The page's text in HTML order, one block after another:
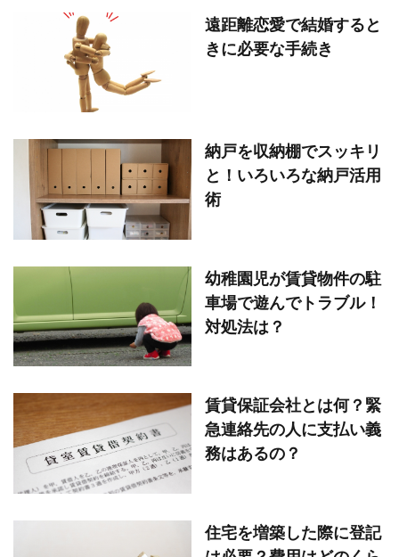
遠距離恋愛で結婚すると
きに必要な手続き
納戸を収納棚でスッキリ
と！いろいろな納戸活用
術
幼稚園児が賃貸物件の駐
車場で遊んでトラブル！
対処法は？
賃貸保証会社とは何？緊
急連絡先の人に支払い義
務はあるの？
住宅を増築した際に登記